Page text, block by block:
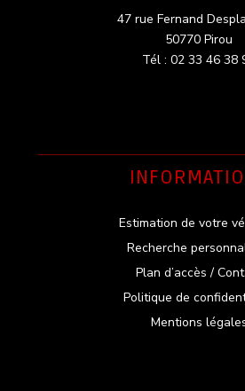
47 rue Fernand
50770 Pirou
Tél : 02 33 46 38
Estimation de votre
Recherche
Plan d’accès /
Politique de
Mentions